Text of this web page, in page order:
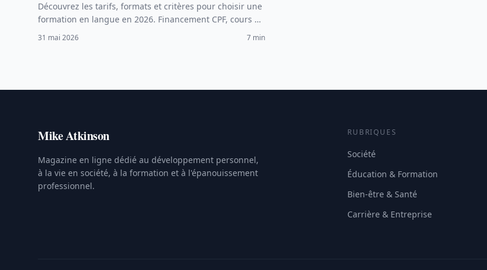
Découvrez les tarifs, formats et critères pour choisir une
formation en langue en 2026. Financement CPF, cours en
ligne, intensifs et conseils pratiques.
31 mai 2026 7 min
Mike Atkinson
Magazine en ligne dédié au développement personnel,
à la vie en société, à la formation et à l'épanouissement
professionnel.
RUBRIQUES
Société
Éducation & Formation
Bien-être & Santé
Carrière & Entreprise